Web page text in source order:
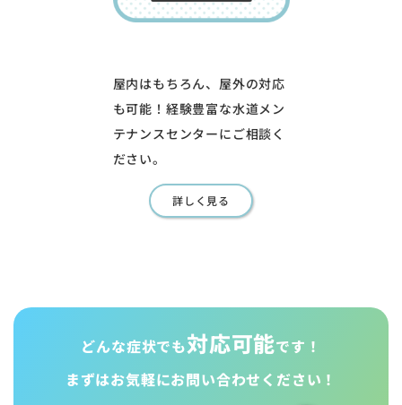
屋内はもちろん、屋外の対応
も可能！経験豊富な水道メン
テナンスセンターにご相談く
ださい。
詳しく見る
どんな症状でも対応可能です！
まずはお気軽にお問い合わせください！